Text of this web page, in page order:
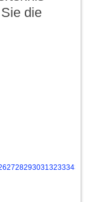
die
2728293031 32333435